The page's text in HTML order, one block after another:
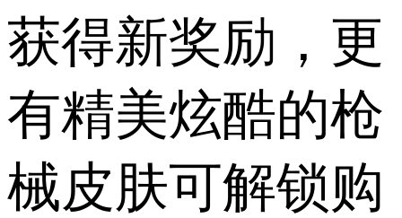
获得新奖励，更
有精美炫酷的枪
械皮肤可解锁购